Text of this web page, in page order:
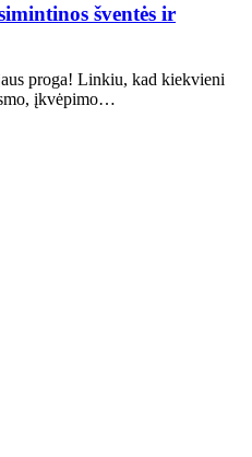
šventės ir
proga! Linkiu, kad kiekvieni
įkvėpimo…